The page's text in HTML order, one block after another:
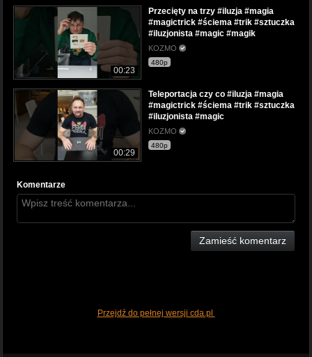
00:23
Przecięty na trzy #iluzja #magia
#magictrick #ściema #trik #sztuczka
#iluzjonista #magic #magik
KOZMO
480p
00:29
Teleportacja czy co #iluzja #magia
#magictrick #ściema #trik #sztuczka
#iluzjonista #magic
KOZMO
480p
Komentarze
Zamieść komentarz
Przejdź do pełnej wersji cda.pl